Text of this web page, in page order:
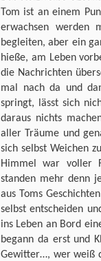
Tom ist an einem
erwachsen werden
begleiten, aber ein
hieße, am Leben
die Nachrichten
mal nach da und
springt, lässt sich
daraus nichts
aller Träume und
sich selbst Weichen
Himmel war voller
standen mehr denn
aus Toms
selbst entscheiden
ins Leben an Bord
begann da erst und
Gewitter…, wer weiß